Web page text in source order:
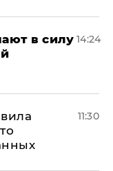
в силу 14:24
11:30